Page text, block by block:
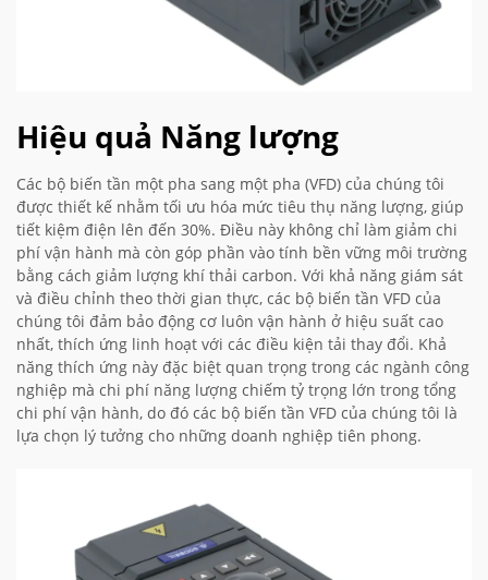
Hiệu quả Năng lượng
Các bộ biến tần một pha sang một pha (VFD) của chúng tôi
được thiết kế nhằm tối ưu hóa mức tiêu thụ năng lượng, giúp
tiết kiệm điện lên đến 30%. Điều này không chỉ làm giảm chi
phí vận hành mà còn góp phần vào tính bền vững môi trường
bằng cách giảm lượng khí thải carbon. Với khả năng giám sát
và điều chỉnh theo thời gian thực, các bộ biến tần VFD của
chúng tôi đảm bảo động cơ luôn vận hành ở hiệu suất cao
nhất, thích ứng linh hoạt với các điều kiện tải thay đổi. Khả
năng thích ứng này đặc biệt quan trọng trong các ngành công
nghiệp mà chi phí năng lượng chiếm tỷ trọng lớn trong tổng
chi phí vận hành, do đó các bộ biến tần VFD của chúng tôi là
lựa chọn lý tưởng cho những doanh nghiệp tiên phong.